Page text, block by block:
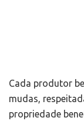
Cada produtor
mudas,
propriedade